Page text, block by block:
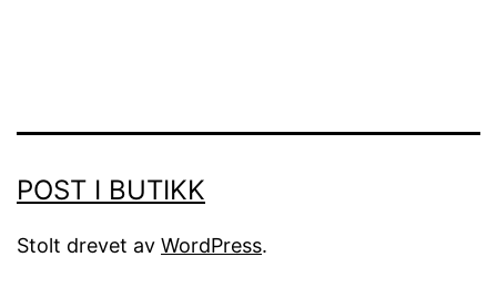
POST I BUTIKK
Stolt drevet av WordPress.